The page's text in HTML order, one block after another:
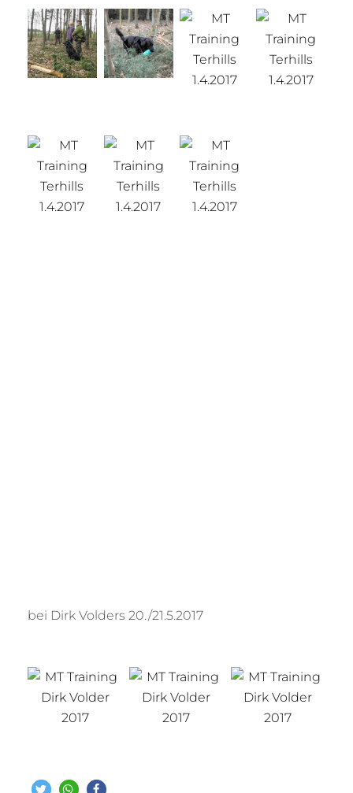
bei Dirk Volders 20./21.5.2017